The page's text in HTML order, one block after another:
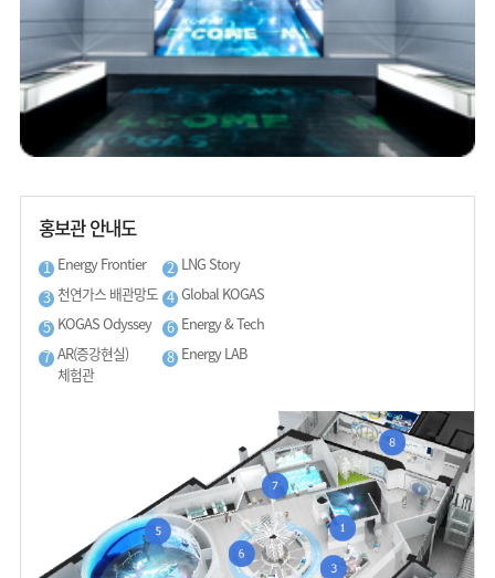
홍보관 안내도
1 Energy Frontier 2 LNG Story
3 천연가스 배관망도 4 Global KOGAS
5 KOGAS Odyssey 6 Energy & Tech
7 AR(증강현실)
체험관
8 Energy LAB